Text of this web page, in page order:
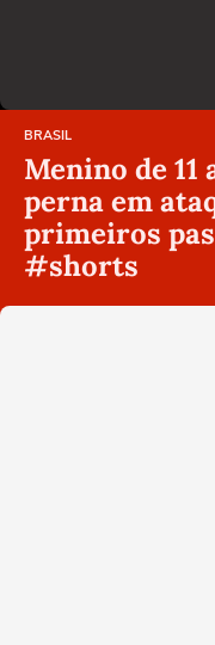
BRASIL
Menino de 11
perna em
primeiros
#shorts